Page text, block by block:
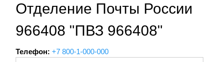
Отделение Почты России
966408 "ПВЗ 966408"
Телефон: +7 800-1-000-000